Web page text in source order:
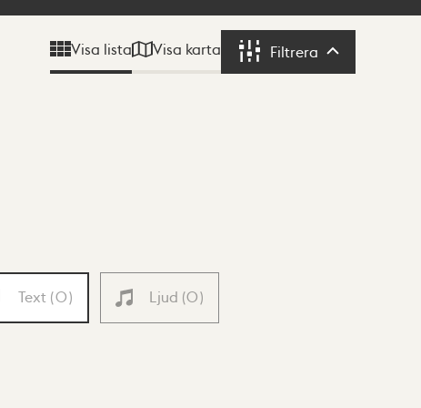
Visa lista Visa karta Filtrera Filtrera
Text (0) Ljud (0)